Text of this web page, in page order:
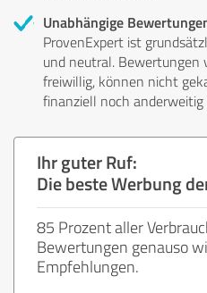
Unabhängige
ProvenExpert ist
und neutral. Bewertungen
freiwillig, können nicht
finanziell noch anderweitig
Ihr guter Ruf:
Die beste Werbung
85 Prozent aller
Bewertungen genauso
Empfehlungen.